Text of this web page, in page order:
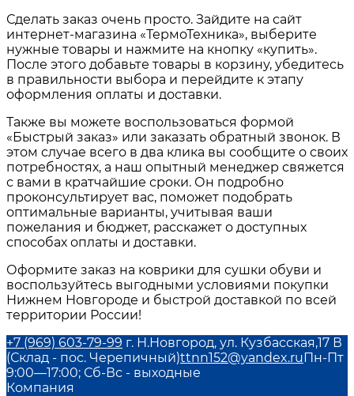
Сделать заказ очень просто. Зайдите на сайт
интернет-магазина «ТермоТехника», выберите
нужные товары и нажмите на кнопку «купить».
После этого добавьте товары в корзину, убедитесь
в правильности выбора и перейдите к этапу
оформления оплаты и доставки.
Также вы можете воспользоваться формой
«Быстрый заказ» или заказать обратный звонок. В
этом случае всего в два клика вы сообщите о своих
потребностях, а наш опытный менеджер свяжется
с вами в кратчайшие сроки. Он подробно
проконсультирует вас, поможет подобрать
оптимальные варианты, учитывая ваши
пожелания и бюджет, расскажет о доступных
способах оплаты и доставки.
Оформите заказ на коврики для сушки обуви и
воспользуйтесь выгодными условиями покупки
Нижнем Новгороде и быстрой доставкой по всей
территории России!
+7 (969) 603-79-99 г. Н.Новгород, ул. Кузбасская,17 В
(Склад - пос. Черепичный)ttnn152@yandex.ruПн-Пт
9:00—17:00; Сб-Вс - выходные
Компания